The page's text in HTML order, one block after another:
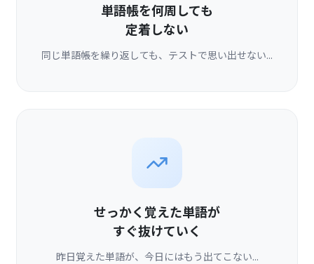
単語帳を何周しても
定着しない
同じ単語帳を繰り返しても、テストで思い出せない...
せっかく覚えた単語が
すぐ抜けていく
昨日覚えた単語が、今日にはもう出てこない...